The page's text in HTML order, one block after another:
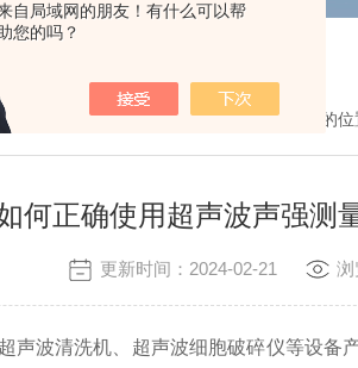
自局域网的朋友！有什么可以帮
您的吗？
我的位
何正确使用超声波声强测
更新时间：2024-02-21 浏
声波清洗机、超声波细胞破碎仪等设备